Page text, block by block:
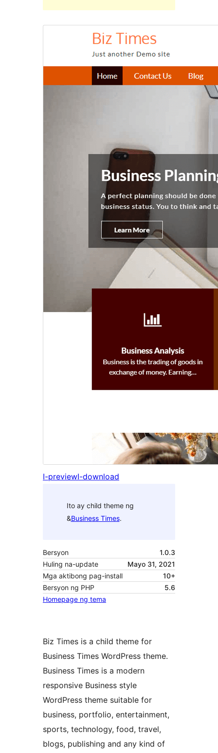
I-previewI-download
Ito ay child theme ng
&Business Times.
Bersyon
1.0.3
Huling na-update
Mayo 31, 2021
Mga aktibong pag-install
10+
Bersyon ng PHP
5.6
Homepage ng tema
Biz Times is a child theme for
Business Times WordPress theme.
Business Times is a modern
responsive Business style
WordPress theme suitable for
business, portfolio, entertainment,
sports, technology, food, travel,
blogs, publishing and any kind of